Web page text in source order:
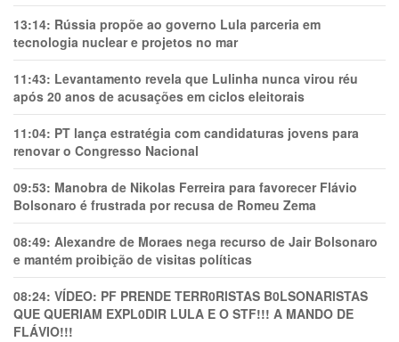
13:14: Rússia propõe ao governo Lula parceria em
tecnologia nuclear e projetos no mar
11:43: Levantamento revela que Lulinha nunca virou réu
após 20 anos de acusações em ciclos eleitorais
11:04: PT lança estratégia com candidaturas jovens para
renovar o Congresso Nacional
09:53: Manobra de Nikolas Ferreira para favorecer Flávio
Bolsonaro é frustrada por recusa de Romeu Zema
08:49: Alexandre de Moraes nega recurso de Jair Bolsonaro
e mantém proibição de visitas políticas
08:24: VÍDEO: PF PRENDE TERR0RlSTAS B0LSONARlSTAS
QUE QUERIAM EXPL0DlR LULA E O STF!!! A MANDO DE
FLÁVIO!!!